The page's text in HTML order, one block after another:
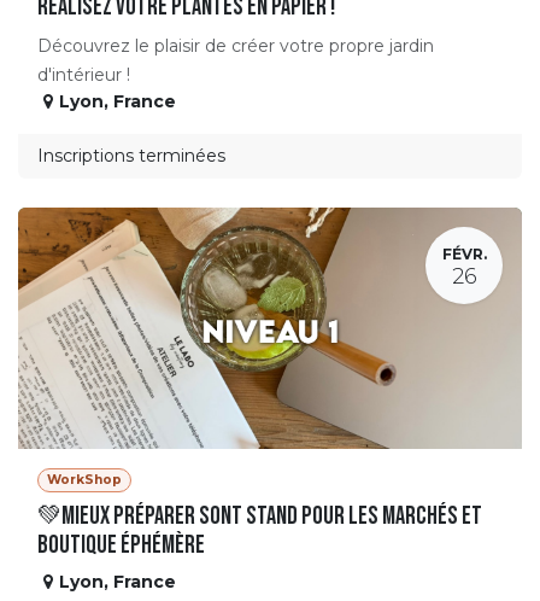
Réalisez votre plantes en papier !
Découvrez le plaisir de créer votre propre jardin
d'intérieur !
Lyon, France
Inscriptions terminées
FÉVR.
26
WorkShop
💚Mieux préparer sont stand pour les marchés et
boutique éphémère
Lyon, France